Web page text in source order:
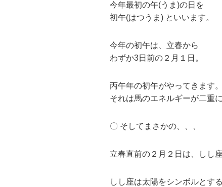
今年最初の午(うま)の日を
初午(はつうま) といいます。
今年の初午は、立春から
わずか3日前の２月１日。
丙午年の初午がやってきます。
それは馬のエネルギーが二重
〇 そしてまさかの、、、
立春直前の２月２日は、しし
しし座は太陽をシンボルとする